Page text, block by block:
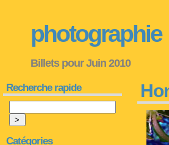
photographie
Billets pour Juin 2010
Recherche rapide
Catégories